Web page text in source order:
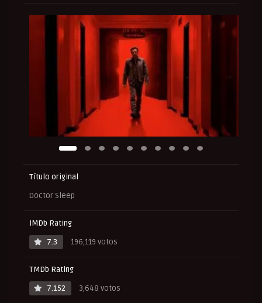
Título original
Doctor Sleep
IMDb Rating
7.3
196,119 votos
TMDb Rating
7.152
3,648 votos